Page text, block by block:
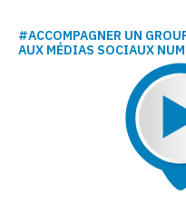
#ACCOMPAGNER UN
AUX MÉDIAS SOCIAUX